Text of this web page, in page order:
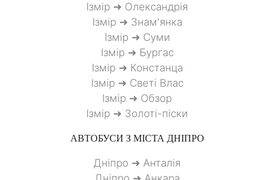
Ізмір ➜ Олександрія
Ізмір ➜ Знам'янка
Ізмір ➜ Суми
Ізмір ➜ Бургас
Ізмір ➜ Констанца
Ізмір ➜ Светі Влас
Ізмір ➜ Обзор
Ізмір ➜ Золоті-піски
АВТОБУСИ З МІСТА ДНІПРО
Дніпро ➜ Анталія